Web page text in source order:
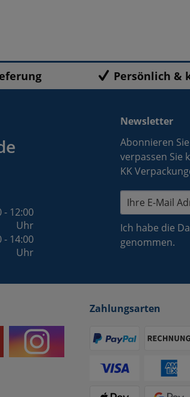
Persönlich &
- 12:00
Uhr
- 14:00
Uhr
Newsletter
Abonnieren
verpassen Sie
KK
Ich habe die
genommen.
Zahlungsarten